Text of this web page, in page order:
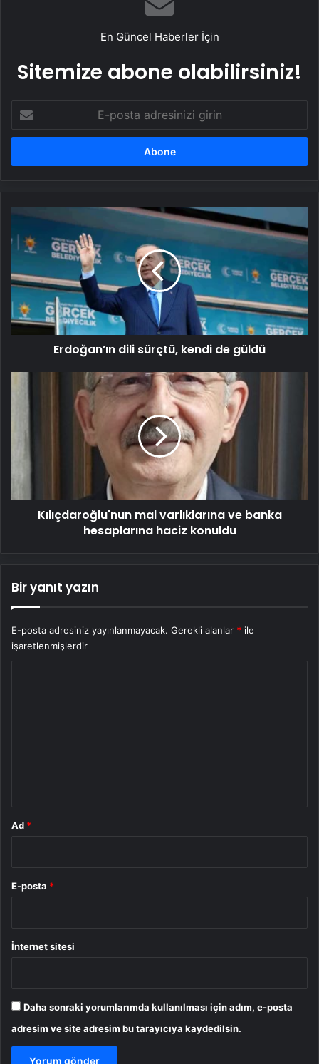
En Güncel Haberler İçin
Sitemize abone olabilirsiniz!
posta
adresinizi
Erdoğan’ın
sürçtü,
de
güldü
Erdoğan’ın dili sürçtü, kendi de güldü
Kılıçdaroğlu'nun mal varlıklarına ve banka
hesaplarına haciz konuldu
Bir yanıt yazın
E-posta adresiniz yayınlanmayacak. Gerekli alanlar * ile
işaretlenmişlerdir
Ad *
E-posta *
İnternet sitesi
Daha sonraki yorumlarımda kullanılması için adım, e-posta
adresim ve site adresim bu tarayıcıya kaydedilsin.